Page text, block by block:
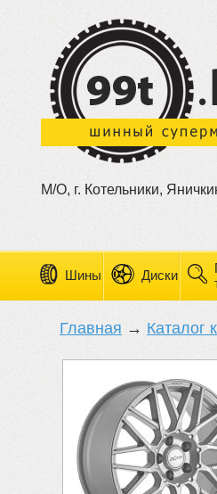
М/О, г. Котельники,
Шины Диски
Главная → Каталог